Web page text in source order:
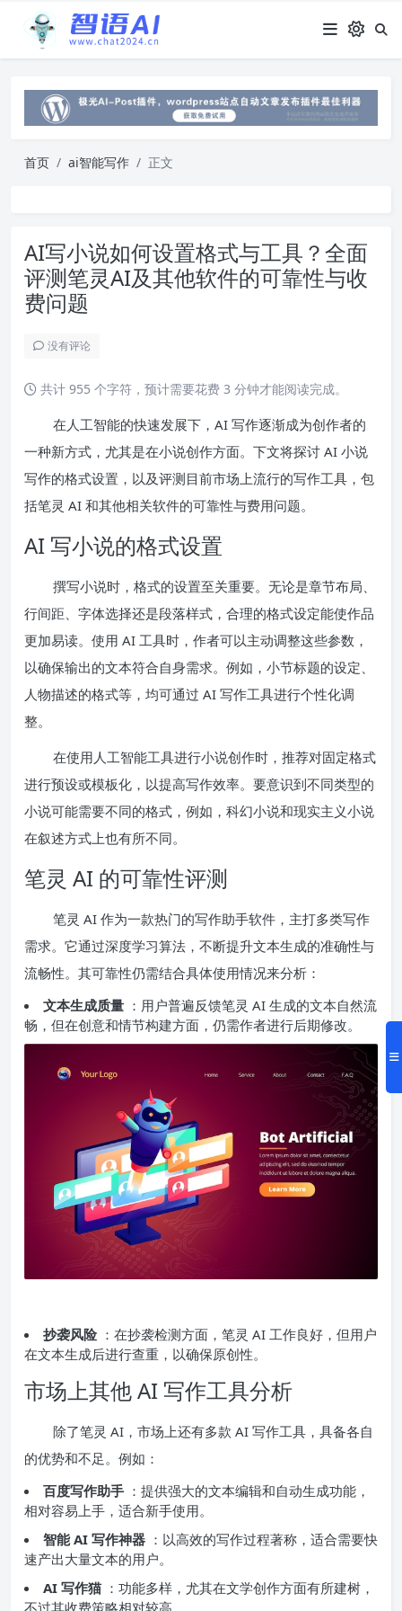
首页 ai智能写作 正文
AI写小说如何设置格式与工具？全面
评测笔灵AI及其他软件的可靠性与收
费问题
没有评论
共计 955 个字符，预计需要花费 3 分钟才能阅读完成。
在人工智能的快速发展下，AI 写作逐渐成为创作者的
一种新方式，尤其是在小说创作方面。下文将探讨 AI 小说
写作的格式设置，以及评测目前市场上流行的写作工具，包
括笔灵 AI 和其他相关软件的可靠性与费用问题。
AI 写小说的格式设置
撰写小说时，格式的设置至关重要。无论是章节布局、
行间距、字体选择还是段落样式，合理的格式设定能使作品
更加易读。使用 AI 工具时，作者可以主动调整这些参数，
以确保输出的文本符合自身需求。例如，小节标题的设定、
人物描述的格式等，均可通过 AI 写作工具进行个性化调
整。
在使用人工智能工具进行小说创作时，推荐对固定格式
进行预设或模板化，以提高写作效率。要意识到不同类型的
小说可能需要不同的格式，例如，科幻小说和现实主义小说
在叙述方式上也有所不同。
笔灵 AI 的可靠性评测
笔灵 AI 作为一款热门的写作助手软件，主打多类写作
需求。它通过深度学习算法，不断提升文本生成的准确性与
流畅性。其可靠性仍需结合具体使用情况来分析：
文本生成质量 ：用户普遍反馈笔灵 AI 生成的文本自然流
畅，但在创意和情节构建方面，仍需作者进行后期修改。
抄袭风险 ：在抄袭检测方面，笔灵 AI 工作良好，但用户
在文本生成后进行查重，以确保原创性。
市场上其他 AI 写作工具分析
除了笔灵 AI，市场上还有多款 AI 写作工具，具备各自
的优势和不足。例如：
百度写作助手 ：提供强大的文本编辑和自动生成功能，
相对容易上手，适合新手使用。
智能 AI 写作神器 ：以高效的写作过程著称，适合需要快
速产出大量文本的用户。
AI 写作猫 ：功能多样，尤其在文学创作方面有所建树，
不过其收费策略相对较高。